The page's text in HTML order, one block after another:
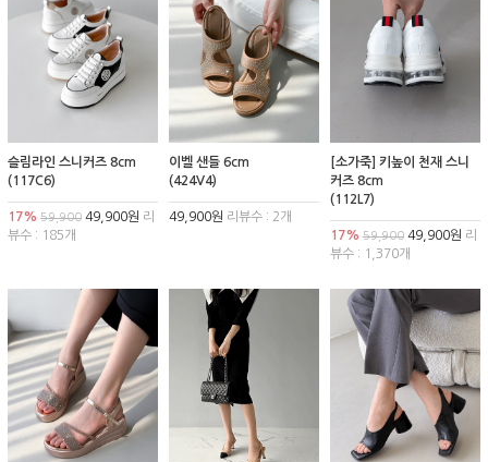
슬림라인 스니커즈 8cm
(117C6)
17% 59,900 49,900원 리
뷰수 : 185개
이벨 샌들 6cm
(424V4)
49,900원 리뷰수 : 2개
[소가죽] 키높이 천재 스니
커즈 8cm
(112L7)
17% 59,90049,900원 리
뷰수 : 1,370개